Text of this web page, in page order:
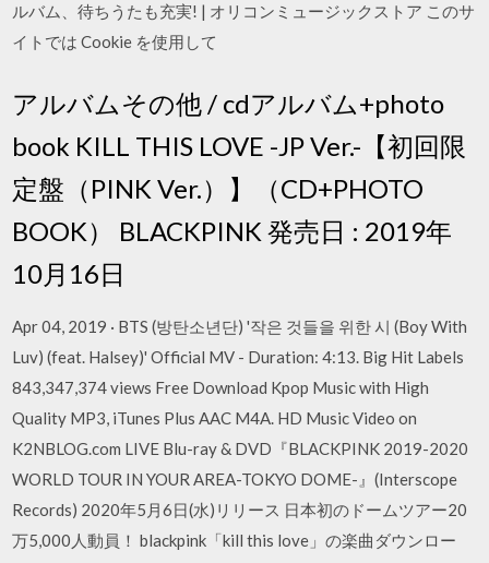
ルバム、待ちうたも充実! | オリコンミュージックストア このサ
イトでは Cookie を使用して
アルバムその他 / cdアルバム+photo
book KILL THIS LOVE -JP Ver.-【初回限
定盤（PINK Ver.）】（CD+PHOTO
BOOK） BLACKPINK 発売日 : 2019年
10月16日
Apr 04, 2019 · BTS (방탄소년단) '작은 것들을 위한 시 (Boy With
Luv) (feat. Halsey)' Official MV - Duration: 4:13. Big Hit Labels
843,347,374 views Free Download Kpop Music with High
Quality MP3, iTunes Plus AAC M4A. HD Music Video on
K2NBLOG.com LIVE Blu-ray & DVD『BLACKPINK 2019-2020
WORLD TOUR IN YOUR AREA-TOKYO DOME-』(Interscope
Records) 2020年5月6日(水)リリース 日本初のドームツアー20
万5,000人動員！ blackpink「kill this love」の楽曲ダウンロー